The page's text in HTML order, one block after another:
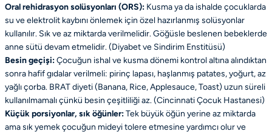
Oral rehidrasyon solüsyonları (ORS): Kusma ya da ishalde çocuklarda
su ve elektrolit kaybını önlemek için özel hazırlanmış solüsyonlar
kullanılır. Sık ve az miktarda verilmelidir. Göğüsle beslenen bebeklerde
anne sütü devam etmelidir. (Diyabet ve Sindirim Enstitüsü)
Besin geçişi:Çocuğun ishal ve kusma dönemi kontrol altına alındıktan
sonra hafif gıdalar verilmeli: pirinç lapası, haşlanmış patates, yoğurt, az
yağlı çorba. BRAT diyeti (Banana, Rice, Applesauce, Toast) uzun süreli
kullanılmamalı çünkü besin çeşitliliği az. (Cincinnati Çocuk Hastanesi)
Küçük porsiyonlar, sık öğünler:Tek büyük öğün yerine az miktarda
ama sık yemek çocuğun mideyi tolere etmesine yardımcı olur ve